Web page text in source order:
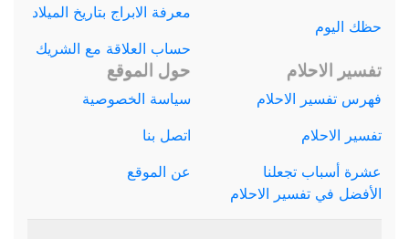
حظك اليوم
معرفة الابراج بتاريخ الميلاد
حساب العلاقة مع الشريك
تفسير الاحلام
فهرس تفسير الاحلام
تفسير الاحلام
عشرة أسباب تجعلنا
الأفضل في تفسير الاحلام
حول الموقع
سياسة الخصوصية
اتصل بنا
عن الموقع